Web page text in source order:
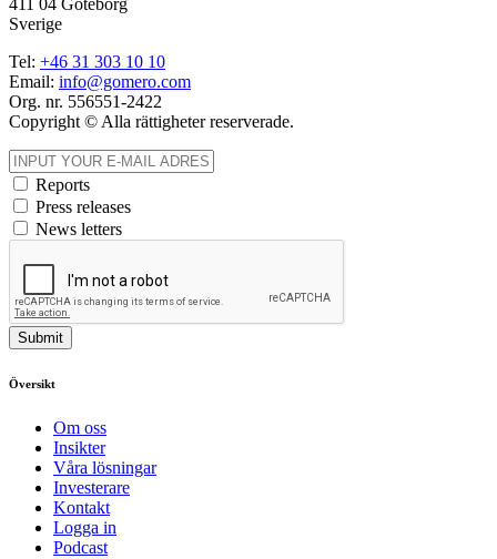
411 04 Göteborg
Sverige
Tel: +46 31 303 10 10
Email: info@gomero.com
Org. nr. 556551-2422
Copyright © Alla rättigheter reserverade.
Reports
Press releases
News letters
Submit
Översikt
Om oss
Insikter
Våra lösningar
Investerare
Kontakt
Logga in
Podcast